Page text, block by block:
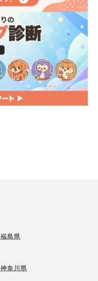
福島県
神奈川県